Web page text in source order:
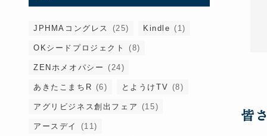
皆
JPHMAコングレス (25) Kindle (1)
OKシードプロジェクト (8)
ZENホメオパシー (24)
あきたこまちR (6) とようけTV (8)
アグリビジネス創出フェア (15)
アースデイ (11)